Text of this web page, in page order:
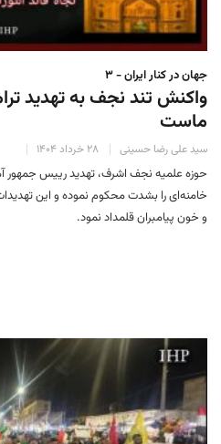
جهان در کنار ایران - ۳
واکنش تند نجف به تهدید
ماست
سید علی رضا حسینی ۲۸ خرداد ۱۴۰۴
حوزه علمیه نجف اشرف، تهدید رییس جمهور
خامنه‌ای را بشدت محکوم نموده و این
و خون پیامبران قلمداد نمود.